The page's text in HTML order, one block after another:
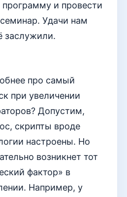
и провести
Удачи нам
заслужили.
про самый
при увеличении
Допустим,
скрипты вроде
настроены. Но
возникнет тот
фактор» в
Например, у